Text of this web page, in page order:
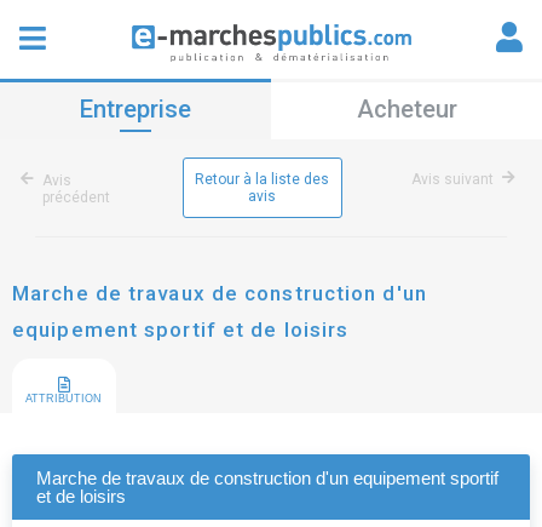
Entreprise Acheteur
Avis
précédent
Retour à la liste des
avis
Avis suivant
Marche de travaux de construction d'un
equipement sportif et de loisirs
ATTRIBUTION
Marche de travaux de construction d'un equipement sportif
et de loisirs